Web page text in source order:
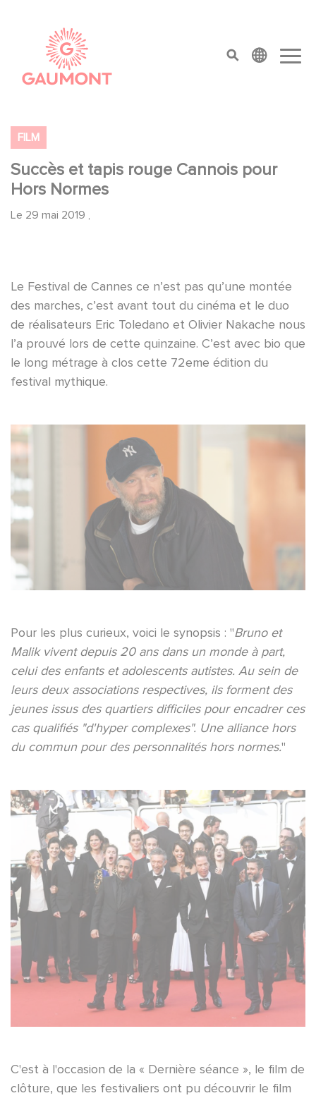
top menu
FILM
Succès et tapis rouge Cannois pour
Hors Normes
Le 29 mai 2019 ,
Le Festival de Cannes ce n’est pas qu’une montée
des marches, c’est avant tout du cinéma et le duo
de réalisateurs Eric Toledano et Olivier Nakache nous
l’a prouvé lors de cette quinzaine. C’est avec bio que
le long métrage à clos cette 72eme édition du
festival mythique.
Pour les plus curieux, voici le synopsis : "Bruno et
Malik vivent depuis 20 ans dans un monde à part,
celui des enfants et adolescents autistes. Au sein de
leurs deux associations respectives, ils forment des
jeunes issus des quartiers difficiles pour encadrer ces
cas qualifiés "d'hyper complexes". Une alliance hors
du commun pour des personnalités hors normes."
C'est à l'occasion de la « Dernière séance », le film de
clôture, que les festivaliers ont pu découvrir le film